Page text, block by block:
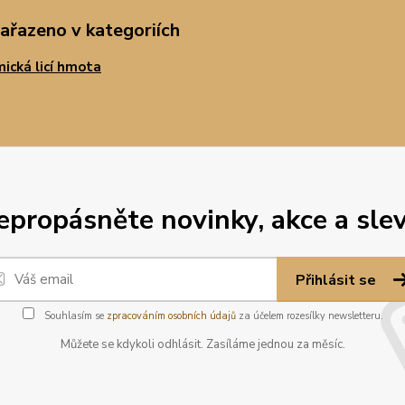
v kategoriích
licí hmota
novinky, akce a
Přihlásit se
Souhlasím se zpracováním osobních údajůza účelem rozesílky newsletteru.
Můžete se kdykoli odhlásit. Zasíláme jednou za měsíc.